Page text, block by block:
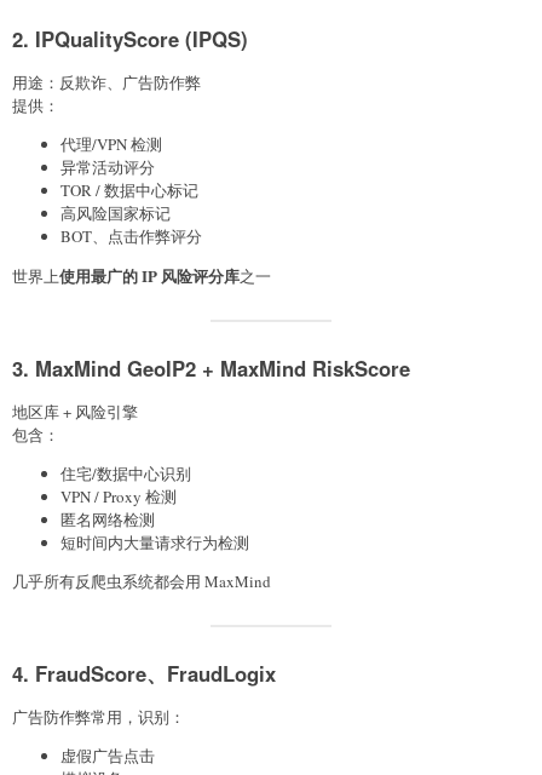
2. IPQualityScore (IPQS)
用途：反欺诈、广告防作弊
提供：
代理/VPN 检测
异常活动评分
TOR / 数据中心标记
高风险国家标记
BOT、点击作弊评分
世界上使用最广的 IP 风险评分库之一
3. MaxMind GeoIP2 + MaxMind RiskScore
地区库 + 风险引擎
包含：
住宅/数据中心识别
VPN / Proxy 检测
匿名网络检测
短时间内大量请求行为检测
几乎所有反爬虫系统都会用 MaxMind
4. FraudScore、FraudLogix
广告防作弊常用，识别：
虚假广告点击